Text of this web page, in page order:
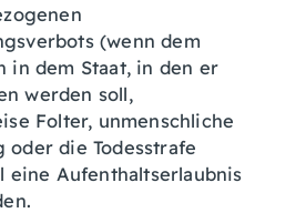
(wenn dem
in dem Staat, in den er
werden soll,
Folter, unmenschliche
oder die Todesstrafe
eine Aufenthaltserlaubnis